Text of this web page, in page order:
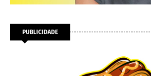
PUBLICIDADE